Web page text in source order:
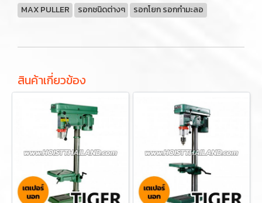
MAX PULLER รอกชนิดต่างๆ รอกโยก รอกกำมะลอ
สินค้าเกี่ยวข้อง